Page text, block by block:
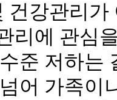
건강관리
리에 관심
준 저하는
어 가족이